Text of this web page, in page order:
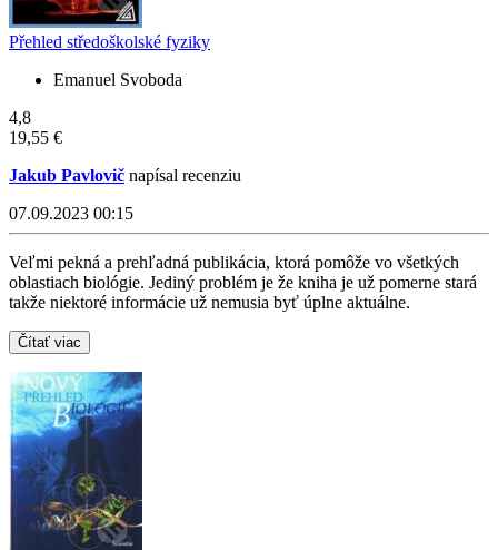
Přehled středoškolské fyziky
Emanuel Svoboda
4,8
19,55 €
Jakub Pavlovič napísal recenziu
07.09.2023 00:15
Veľmi pekná a prehľadná publikácia, ktorá pomôže vo všetkých
oblastiach biológie. Jediný problém je že kniha je už pomerne stará
takže niektoré informácie už nemusia byť úplne aktuálne.
Čítať viac